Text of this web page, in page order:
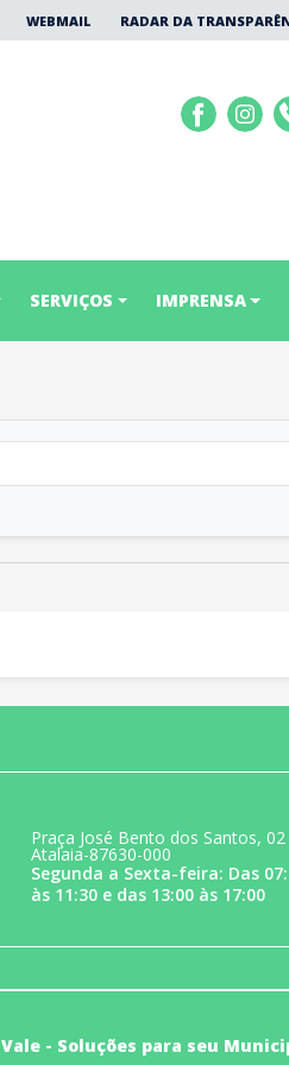
WEBMAIL RADAR DA
SERVIÇOS IMPRENSA
Praça José Bento dos Santos, 02
Atalaia-87630-000
Segunda a Sexta-feira: Das
às 11:30 e das 13:00 às 17:00
Vale - Soluções para seu